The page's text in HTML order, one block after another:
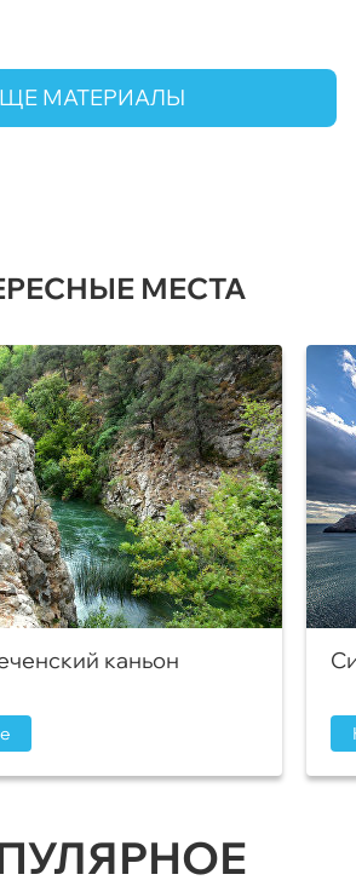
МАТЕРИАЛЫ
МЕСТА
каньон